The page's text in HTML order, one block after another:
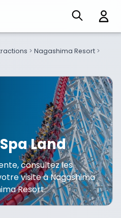
> Nagashima Resort >
Land
consultez les
visite à Nagashima
Resort.